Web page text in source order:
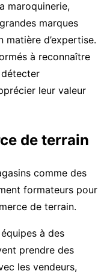
maroquinerie,
marques
matière d’expertise.
à reconnaître
leur valeur
de terrain
comme des
formateurs pour
de terrain.
à des
prendre des
les vendeurs,